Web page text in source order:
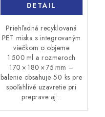
DETAIL
Priehľadná recyklovaná
PET miska s integrovaným
viečkom o objeme
1 500 ml a rozmeroch
170 × 180 × 75 mm –
balenie obsahuje 50 ks pre
spoľahlivé uzavretie pri
preprave aj...